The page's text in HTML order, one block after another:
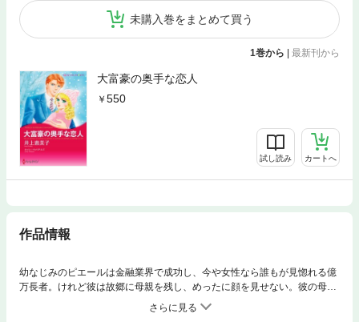
未購入巻をまとめて買う
1巻から | 最新刊から
大富豪の奥手な恋人
550
試し読み カートへ
作品情報
幼なじみのピエールは金融業界で成功し、今や女性なら誰もが見惚れる億
万長者。けれど彼は故郷に母親を残し、めったに顔を見せない。彼の母は
孤児のジョージーに愛情を注いでくれた大切な恩人。悲しむ彼女をどうに
か元気づけたい一心でジョージーはつい、ピエールとは将来を誓いあった